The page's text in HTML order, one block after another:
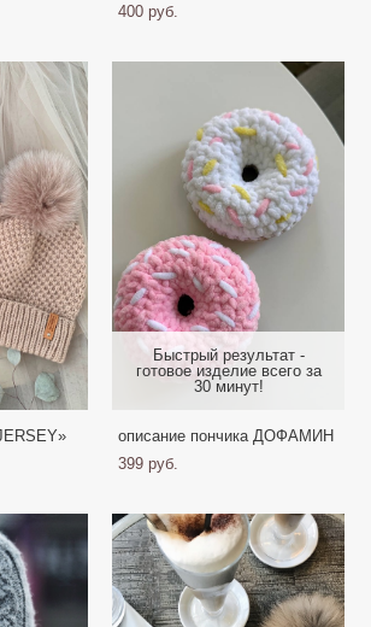
400 pуб.
Быстрый результат -
готовое изделие всего за
30 минут!
описание пончика ДОФАМИН
399 pуб.